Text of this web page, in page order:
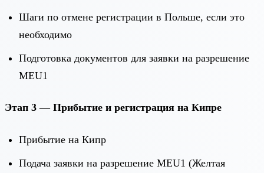
Шаги по отмене регистрации в Польше, если это
необходимо
Подготовка документов для заявки на разрешение
MEU1
Этап 3 — Прибытие и регистрация на Кипре
Прибытие на Кипр
Подача заявки на разрешение MEU1 (Желтая